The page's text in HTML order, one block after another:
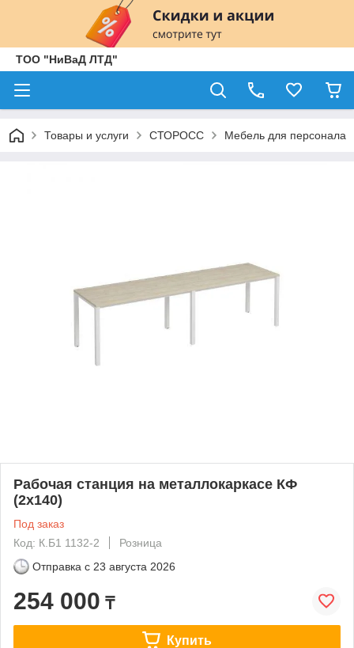
ТОО "НиВаД ЛТД"
Товары и услуги СТОРОСС Мебель для персонала
Рабочая станция на металлокаркасе КФ
(2х140)
Под заказ
Код: К.Б1 1132-2
Розница
Отправка с 23 августа 2026
254 000 ₸
Купить